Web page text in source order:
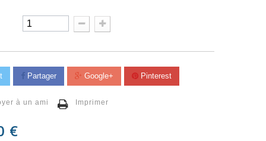
Partager Google+ Pinterest
à un ami Imprimer
€